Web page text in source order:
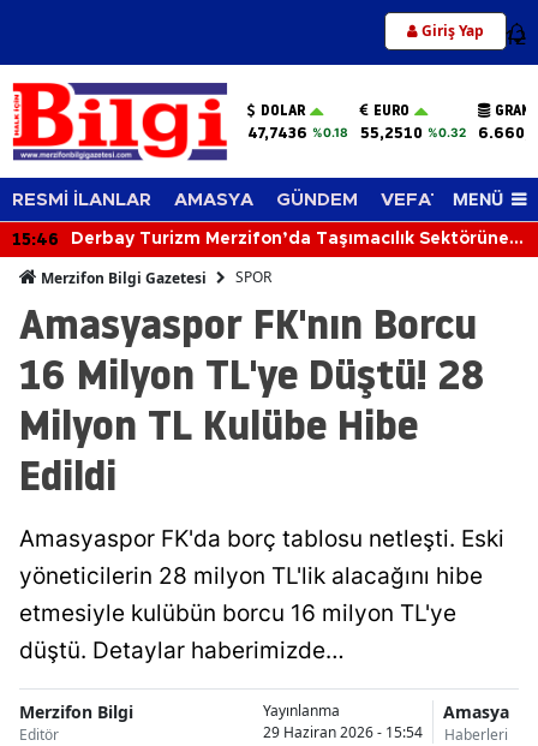
Giriş Yap 12
DOLAR
47,7436 %0.18
EURO
55,2510 %0.32
RESMİ İLANLAR AMASYA GÜNDEM VEFAT EDENLER
MENÜ
15:46
Derbay Turizm Merzifon’da Taşımacılık Sektörüne
Merzifon Bilgi Gazetesi SPOR
Amasyaspor FK'nın Borcu
16 Milyon TL'ye Düştü! 28
Milyon TL Kulübe Hibe
Edildi
Amasyaspor FK'da borç tablosu netleşti. Eski
yöneticilerin 28 milyon TL'lik alacağını hibe
etmesiyle kulübün borcu 16 milyon TL'ye
düştü. Detaylar haberimizde…
Merzifon Bilgi
Editör
Yayınlanma
29 Haziran 2026 - 15:54
Amasya
Haberleri